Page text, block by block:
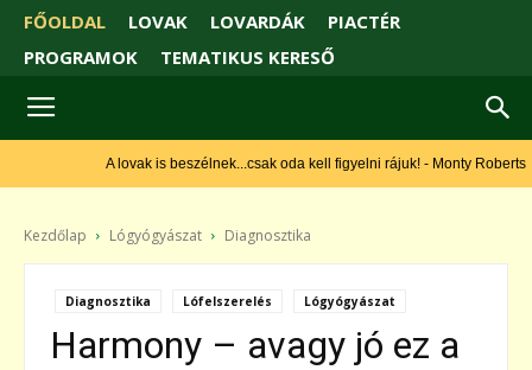
FŐOLDAL LOVAK LOVARDÁK
PIACTÉR
PROGRAMOK
TEMATIKUS KERESŐ
A lovak is beszélnek...csak oda kell figyelni rájuk! - Monty Roberts
Kezdőlap Lógyógyászat Diagnosztika
Diagnosztika Lófelszerelés Lógyógyászat
Harmony – avagy jó ez a